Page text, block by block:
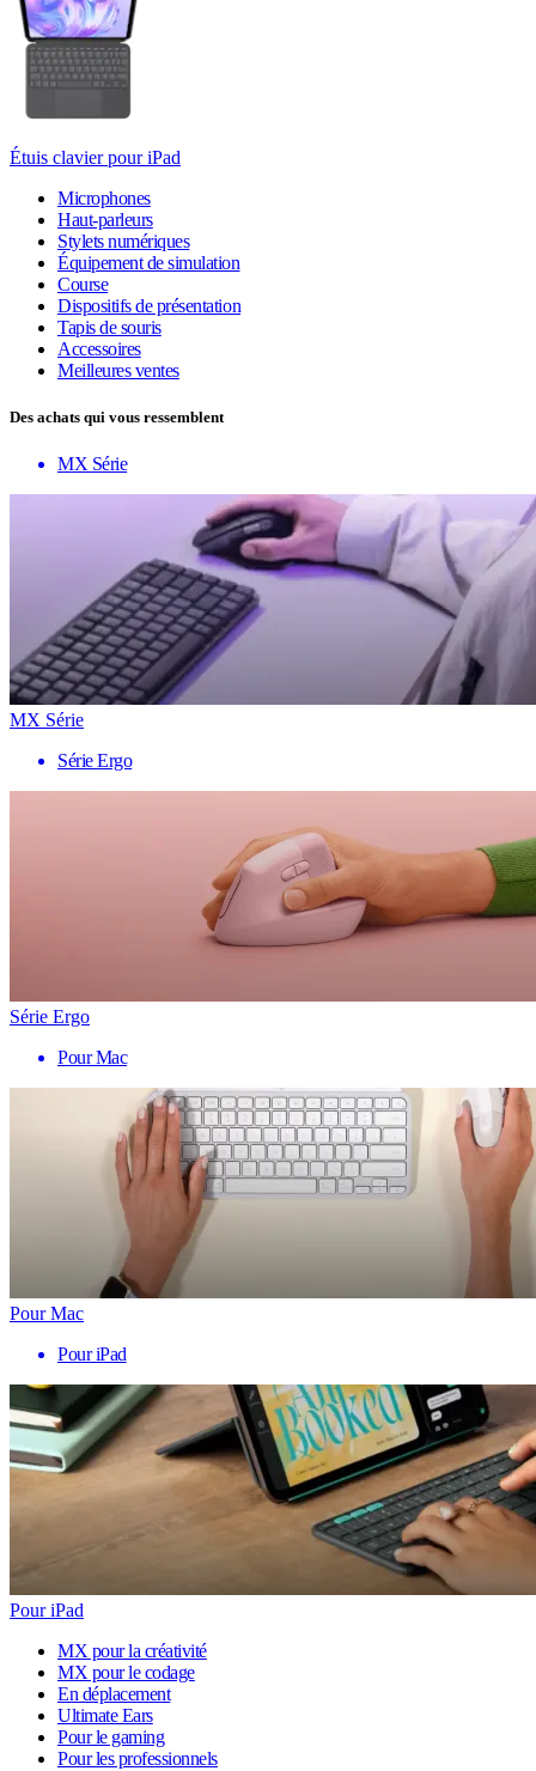
Étuis clavier pour iPad
Microphones
Haut-parleurs
Stylets numériques
Équipement de simulation
Course
Dispositifs de présentation
Tapis de souris
Accessoires
Meilleures ventes
Des achats qui vous ressemblent
MX Série
MX Série
Série Ergo
Série Ergo
Pour Mac
Pour Mac
Pour iPad
Pour iPad
MX pour la créativité
MX pour le codage
En déplacement
Ultimate Ears
Pour le gaming
Pour les professionnels